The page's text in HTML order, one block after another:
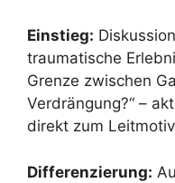
Einstieg:
traumatische
Grenze zwischen
Verdrängung?“ –
direkt zum
Differenzierung: